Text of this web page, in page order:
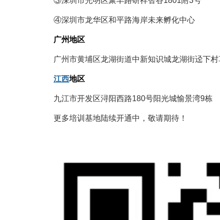
④深圳市龙华区和平路海岸未来孵化中心
广州地区
广州市黄埔区龙湖街道中新知识城龙湖街迳下
江西地区
九江市开发区浔阳西路180号阳光城愉景湾9栋
更多培训基地陆续开通中，敬请期待！